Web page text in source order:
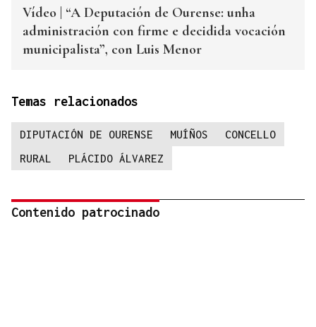
Vídeo | “A Deputación de Ourense: unha
administración con firme e decidida vocación
municipalista”, con Luis Menor
Temas relacionados
DIPUTACIÓN DE OURENSE MUÍÑOS
CONCELLO
RURAL
PLÁCIDO ÁLVAREZ
Contenido patrocinado